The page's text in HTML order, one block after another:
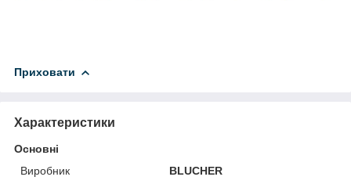
Приховати
Характеристики
Основні
Виробник
BLUCHER